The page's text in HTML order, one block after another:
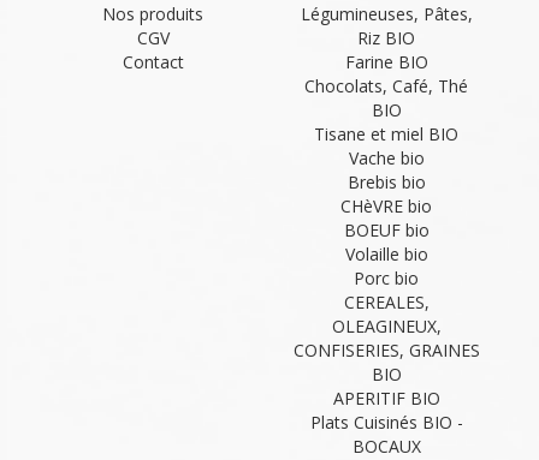
Nos produits
CGV
Contact
Légumineuses, Pâtes,
Riz BIO
Farine BIO
Chocolats, Café, Thé
BIO
Tisane et miel BIO
Vache bio
Brebis bio
CHèVRE bio
BOEUF bio
Volaille bio
Porc bio
CEREALES,
OLEAGINEUX,
CONFISERIES, GRAINES
BIO
APERITIF BIO
Plats Cuisinés BIO -
BOCAUX